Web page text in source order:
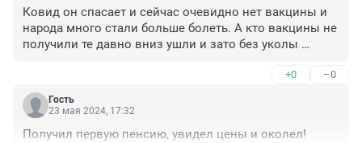
Ковид он спасает и сейчас очевидно нет вакцины и
народа много стали больше болеть. А кто вакцины не
получили те давно вниз ушли и зато без уколы
может жить и в реанимации умер от воспаления
лёгких и вскрытие и показал ковид и вообще жирный
и богатый и умер.
+0 –0
Гость
23 мая 2024, 17:32
Получил первую пенсию, увидел цены и околел!